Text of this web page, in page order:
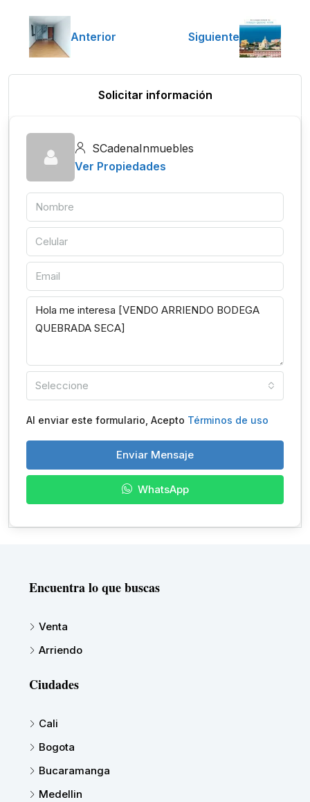
Anterior Siguiente
Solicitar información
SCadenaInmuebles
Ver Propiedades
Seleccione
Al enviar este formulario, Acepto Términos de uso
Enviar Mensaje
WhatsApp
Encuentra lo que buscas
Venta
Arriendo
Ciudades
Cali
Bogota
Bucaramanga
Medellin